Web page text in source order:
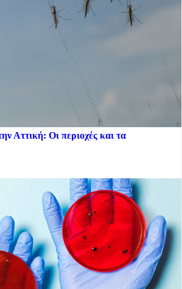
Αττική: Οι περιοχές και τα